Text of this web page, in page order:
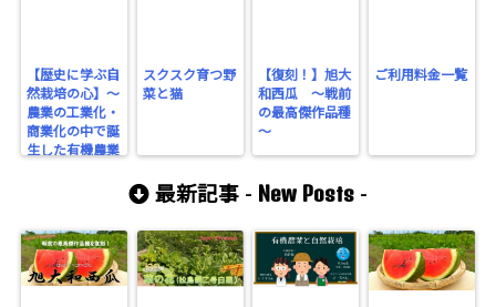
【歴史に学ぶ自
然栽培の心】～
農業の工業化・
商業化の中で誕
生した有機農業
スクスク育つ野
菜と猫
【復刻！】旭大
和西瓜 ～戦前
の最高傑作品種
～
ご利用料金一覧
最新記事 - New Posts -